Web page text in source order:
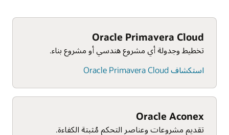
Oracle Primavera Cloud
تخطيط وجدولة أي مشروع هندسي أو مشروع بناء.
استكشاف Oracle Primavera Cloud
Oracle Aconex
تقديم مشروعات وعناصر التحكم مُثبتة الكفاءة.